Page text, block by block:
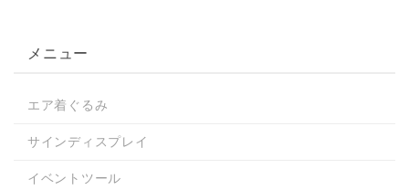
メニュー
エア着ぐるみ
サインディスプレイ
イベントツール